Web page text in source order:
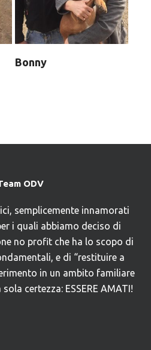
Bonny
ODV
semplicemente innamorati
i quali abbiamo deciso di
no profit che ha lo scopo di
e di “restituire a
in un ambito familiare
certezza: ESSERE AMATI!